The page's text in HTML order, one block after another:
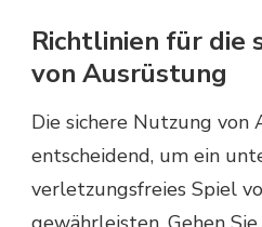
Richtlinien für die
von Ausrüstung
Die sichere Nutzung von
entscheidend, um ein
verletzungsfreies Spiel